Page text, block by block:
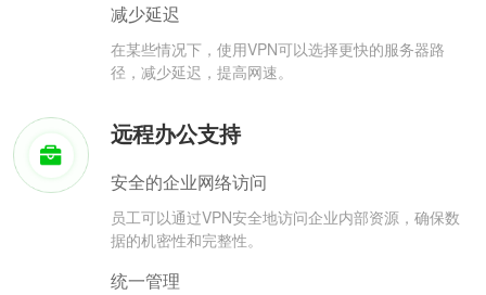
减少延迟
在某些情况下，使用VPN可以选择更快的服务器路
径，减少延迟，提高网速。
远程办公支持
安全的企业网络访问
员工可以通过VPN安全地访问企业内部资源，确保数
据的机密性和完整性。
统一管理